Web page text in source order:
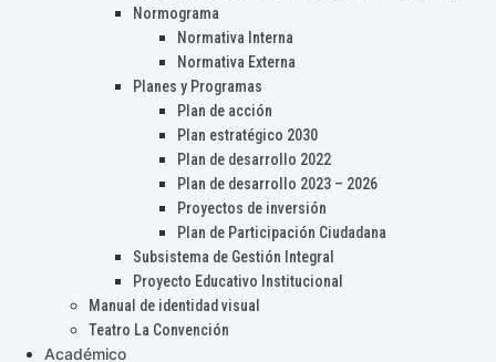
Normograma
Normativa Interna
Normativa Externa
Planes y Programas
Plan de acción
Plan estratégico 2030
Plan de desarrollo 2022
Plan de desarrollo 2023 – 2026
Proyectos de inversión
Plan de Participación Ciudadana
Subsistema de Gestión Integral
Proyecto Educativo Institucional
Manual de identidad visual
Teatro La Convención
Académico